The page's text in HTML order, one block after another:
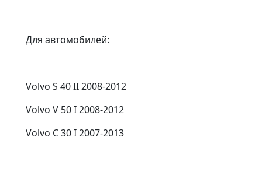
Для автомобилей:
Volvo S 40 II 2008-2012
Volvo V 50 I 2008-2012
Volvo C 30 I 2007-2013